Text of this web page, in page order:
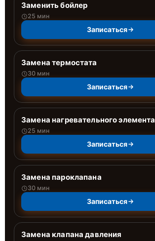
Заменить бойлер
25 мин
Записаться
Замена термостата
30 мин
Записаться
Замена нагревательного элемента
25 мин
Записаться
Замена пароклапана
30 мин
Записаться
Замена клапана давления